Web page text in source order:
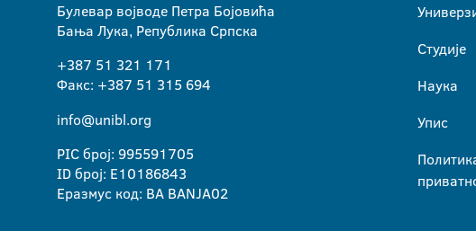
Булевар војводе Петра Бојовића
Бања Лука, Република Српска
+387 51 321 171
Факс: +387 51 315 694
info@unibl.org
PIC број: 995591705
ID број: E10186843
Еразмус код: BA BANJA02
Студије
Наука
Упис